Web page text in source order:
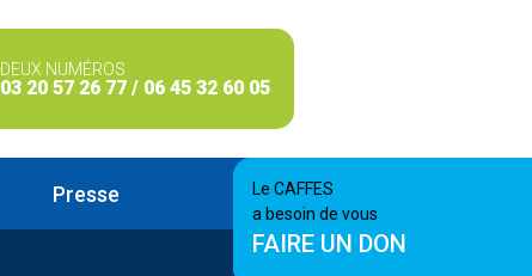
DEUX NUMÉROS
03 20 57 26 77 / 06 45 32 60 05
Presse
Le CAFFES
a besoin de vous
FAIRE UN DON